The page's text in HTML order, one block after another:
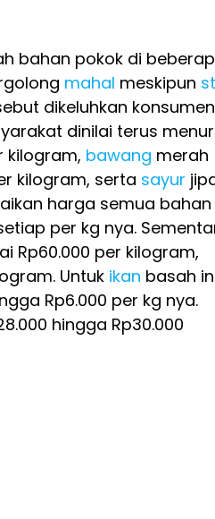
bahan pokok di
mahal meskipun
dikeluhkan konsumen
dinilai terus
kilogram, bawang merah
kilogram, serta sayur
harga semua bahan
per kg nya.
Rp60.000 per kilogram,
Untuk ikan basah
Rp6.000 per kg nya.
hingga Rp30.000